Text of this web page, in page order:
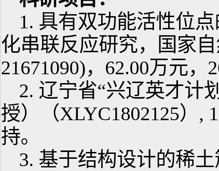
1. 具有双功能活性位
化串联反应研究，国家
21671090)，62.00万元，
2. 辽宁省“兴辽英才计
授）（XLYC1802125）,
持。
3. 基于结构设计的稀